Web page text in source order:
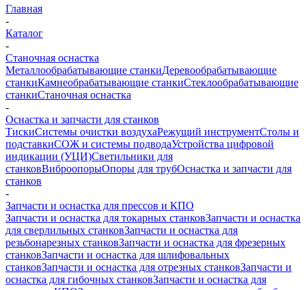
Главная
-
Каталог
-
Станочная оснастка
Металлообрабатывающие станкиДеревообрабатывающие
станкиКамнеобрабатывающие станкиСтеклообрабатывающие
станкиСтаночная оснастка
-
Оснастка и запчасти для станков
ТискиСистемы очистки воздухаРежущий инструментСтолы и
подставкиСОЖ и системы подводаУстройства цифровой
индикации (УЦИ)Светильники для
станковВиброопорыОпоры для трубОснастка и запчасти для
станков
-
Запчасти и оснастка для прессов и КПО
Запчасти и оснастка для токарных станковЗапчасти и оснастка
для сверлильных станковЗапчасти и оснастка для
резьбонарезных станковЗапчасти и оснастка для фрезерных
станковЗапчасти и оснастка для шлифовальных
станковЗапчасти и оснастка для отрезных станковЗапчасти и
оснастка для гибочных станковЗапчасти и оснастка для